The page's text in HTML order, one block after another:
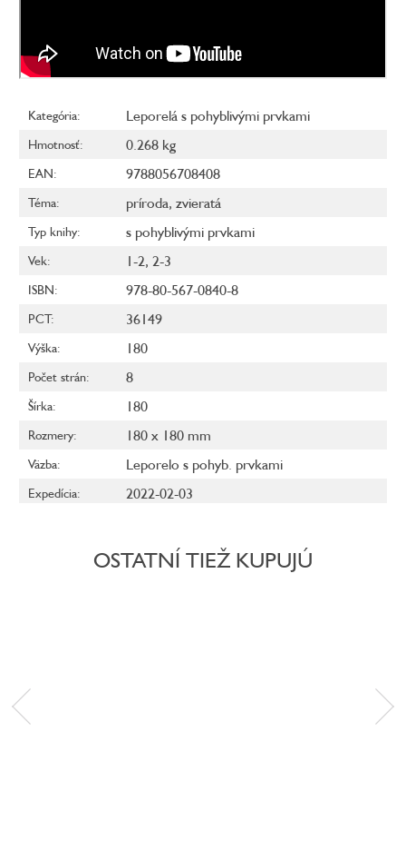
Kategória: Leporelá s pohyblivými prvkami
Hmotnosť: 0.268 kg
EAN: 9788056708408
Téma: príroda, zvieratá
Typ knihy: s pohyblivými prvkami
Vek: 1-2, 2-3
ISBN: 978-80-567-0840-8
PCT: 36149
Výška: 180
Počet strán: 8
Šírka: 180
Rozmery: 180 x 180 mm
Väzba: Leporelo s pohyb. prvkami
Expedícia: 2022-02-03
OSTATNÍ TIEŽ KUPUJÚ